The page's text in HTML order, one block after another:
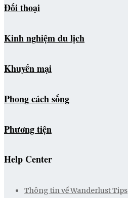
Đối thoại
Kinh nghiệm du lịch
Khuyến mại
Phong cách sống
Phương tiện
Help Center
Thông tin về Wanderlust Tips